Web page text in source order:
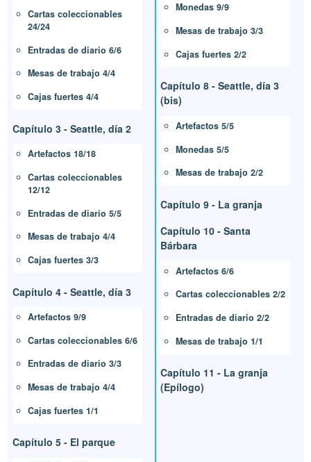
Cartas coleccionables
24/24
Entradas de diario 6/6
Mesas de trabajo 4/4
Cajas fuertes 4/4
Capítulo 3 - Seattle, día 2
Artefactos 18/18
Cartas coleccionables
12/12
Entradas de diario 5/5
Mesas de trabajo 4/4
Cajas fuertes 3/3
Capítulo 4 - Seattle, día 3
Artefactos 9/9
Cartas coleccionables 6/6
Entradas de diario 3/3
Mesas de trabajo 4/4
Cajas fuertes 1/1
Capítulo 5 - El parque
Monedas 9/9
Mesas de trabajo 3/3
Cajas fuertes 2/2
Capítulo 8 - Seattle, día 3
(bis)
Artefactos 5/5
Monedas 5/5
Mesas de trabajo 2/2
Capítulo 9 - La granja
Capítulo 10 - Santa
Bárbara
Artefactos 6/6
Cartas coleccionables 2/2
Entradas de diario 2/2
Mesas de trabajo 1/1
Capítulo 11 - La granja
(Epílogo)